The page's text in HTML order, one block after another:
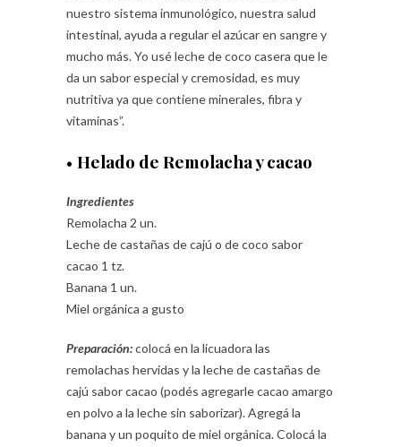
nuestro sistema inmunológico, nuestra salud
intestinal, ayuda a regular el azúcar en sangre y
mucho más. Yo usé leche de coco casera que le
da un sabor especial y cremosidad, es muy
nutritiva ya que contiene minerales, fibra y
vitaminas”.
• Helado de Remolacha y cacao
Ingredientes
Remolacha 2 un.
Leche de castañas de cajú o de coco sabor
cacao 1 tz.
Banana 1 un.
Miel orgánica a gusto
Preparación:colocá en la licuadora las
remolachas hervidas y la leche de castañas de
cajú sabor cacao (podés agregarle cacao amargo
en polvo a la leche sin saborizar). Agregá la
banana y un poquito de miel orgánica. Colocá la